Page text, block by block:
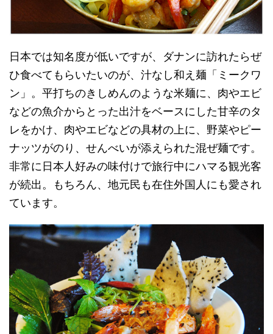
日本では知名度が低いですが、ダナンに訪れたらぜ
ひ食べてもらいたいのが、汁なし和え麺「ミークワ
ン」。平打ちのきしめんのような米麺に、肉やエビ
などの魚介からとった出汁をベースにした甘辛のタ
レをかけ、肉やエビなどの具材の上に、野菜やピー
ナッツがのり、せんべいが添えられた混ぜ麺です。
非常に日本人好みの味付けで旅行中にハマる観光客
が続出。もちろん、地元民も在住外国人にも愛され
ています。